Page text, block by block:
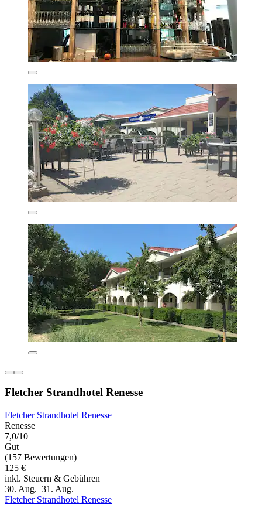
Fletcher Strandhotel Renesse
Fletcher Strandhotel Renesse
Renesse
7,0/10
Gut
(157 Bewertungen)
125 €
inkl. Steuern & Gebühren
30. Aug.–31. Aug.
Fletcher Strandhotel Renesse